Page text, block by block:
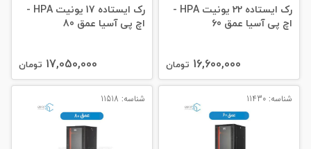
رک ایستاده 22 یونیت HPA -
اچ پی آسیا عمق 60
16,600,000 تومان
رک ایستاده 17 یونیت HPA -
اچ پی آسیا عمق 80
17,050,000 تومان
شناسه: 11430 شناسه: 11518